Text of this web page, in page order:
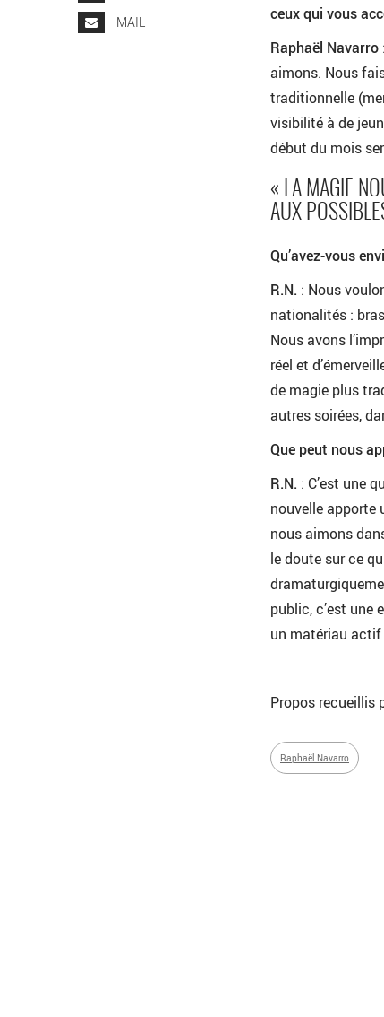
MAIL
ceux qui vous
Raphaël Navarro
aimons. Nous
traditionnelle
visibilité à de
début du mois
« LA MAGIE
AUX
Qu’avez-vous
R.N. : Nous
nationalités :
Nous avons
réel et
de magie plus
autres soirées,
Que peut nous
R.N. : C’est une
nouvelle apporte
nous aimons
le doute sur ce
public, c’est une
un matériau actif
Propos recueillis
Raphaël Navarro